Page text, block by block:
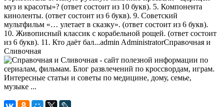
муз и красоты»? (ответ состоит из 10 букв). 5. Компонента
киноленты. (ответ состоит из 6 букв). 9. Советский
мультфильм «… улетает в сказку». (ответ состоит из 6 букв).
10. Живописный классик с корабельной рощей. (ответ состоит
из 6 букв). 11. Кто даёт бал...admin AdministratorСправочная и
Сливочная